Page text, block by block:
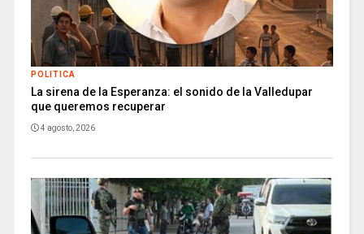
POLITICA
La sirena de la Esperanza: el sonido de la Valledupar
que queremos recuperar
4 agosto, 2026